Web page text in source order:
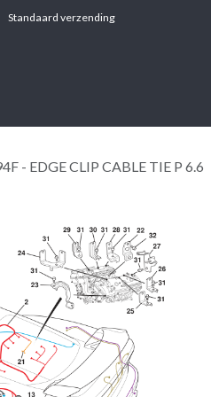
Standaard verzending
- EDGE CLIP CABLE TIE P 6.6